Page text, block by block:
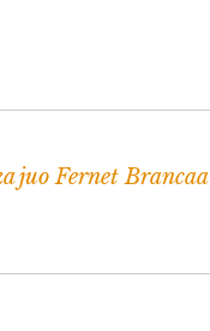
juo Fernet Brancaa